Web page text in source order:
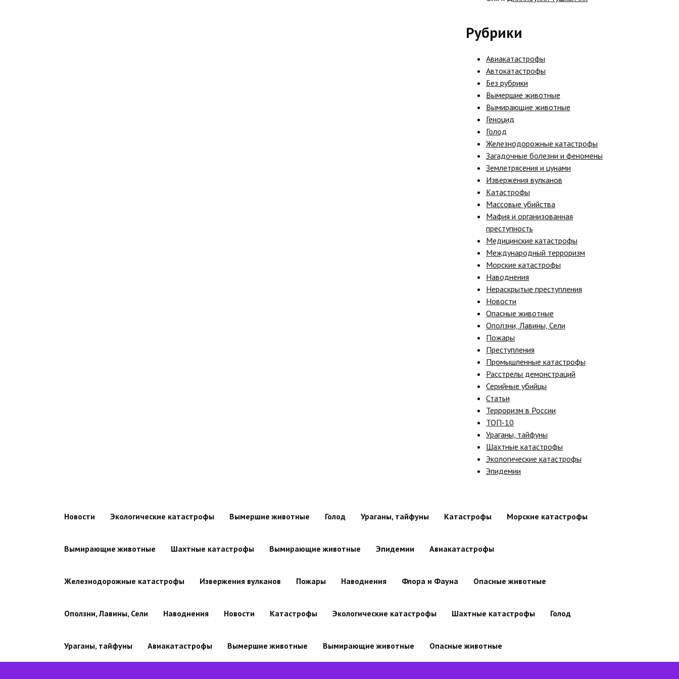
Рубрики
Авиакатастрофы
Автокатастрофы
Без рубрики
Вымершие животные
Вымирающие животные
Геноцид
Голод
Железнодорожные катастрофы
Загадочные болезни и феномены
Землетрясения и цунами
Извержения вулканов
Катастрофы
Массовые убийства
Мафия и организованная
преступность
Медицинские катастрофы
Международный терроризм
Морские катастрофы
Наводнения
Нераскрытые преступления
Новости
Опасные животные
Оползни, Лавины, Сели
Пожары
Преступления
Промышленные катастрофы
Расстрелы демонстраций
Серийные убийцы
Статьи
Терроризм в России
ТОП-10
Ураганы, тайфуны
Шахтные катастрофы
Экологические катастрофы
Эпидемии
Новости Экологические катастрофы Вымершие животные Голод Ураганы, тайфуны Катастрофы Морские катастрофы
Вымирающие животные Шахтные катастрофы Вымирающие животные Эпидемии Авиакатастрофы
Железнодорожные катастрофы Извержения вулканов Пожары Наводнения Флора и Фауна Опасные животные
Оползни, Лавины, Сели Наводнения Новости Катастрофы Экологические катастрофы Шахтные катастрофы Голод
Ураганы, тайфуны Авиакатастрофы Вымершие животные Вымирающие животные Опасные животные